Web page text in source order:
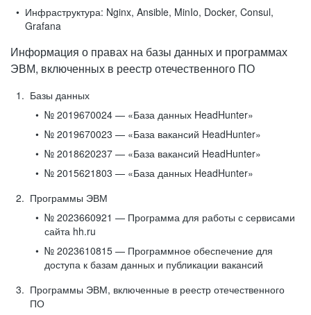
Инфраструктура: Nginx, Ansible, MinIo, Docker, Consul,
Grafana
Информация о правах на базы данных и программах
ЭВМ, включенных в реестр отечественного ПО
Базы данных
№ 2019670024 — «База данных HeadHunter»
№ 2019670023 — «База вакансий HeadHunter»
№ 2018620237 — «База вакансий HeadHunter»
№ 2015621803 — «База данных HeadHunter»
Программы ЭВМ
№ 2023660921 — Программа для работы с сервисами
сайта hh.ru
№ 2023610815 — Программное обеспечение для
доступа к базам данных и публикации вакансий
Программы ЭВМ, включенные в реестр отечественного
ПО